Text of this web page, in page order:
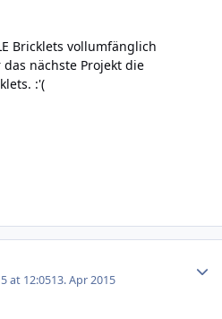
Bricklets vollumfänglich
nächste Projekt die
:'(
at 12:0513. Apr 2015